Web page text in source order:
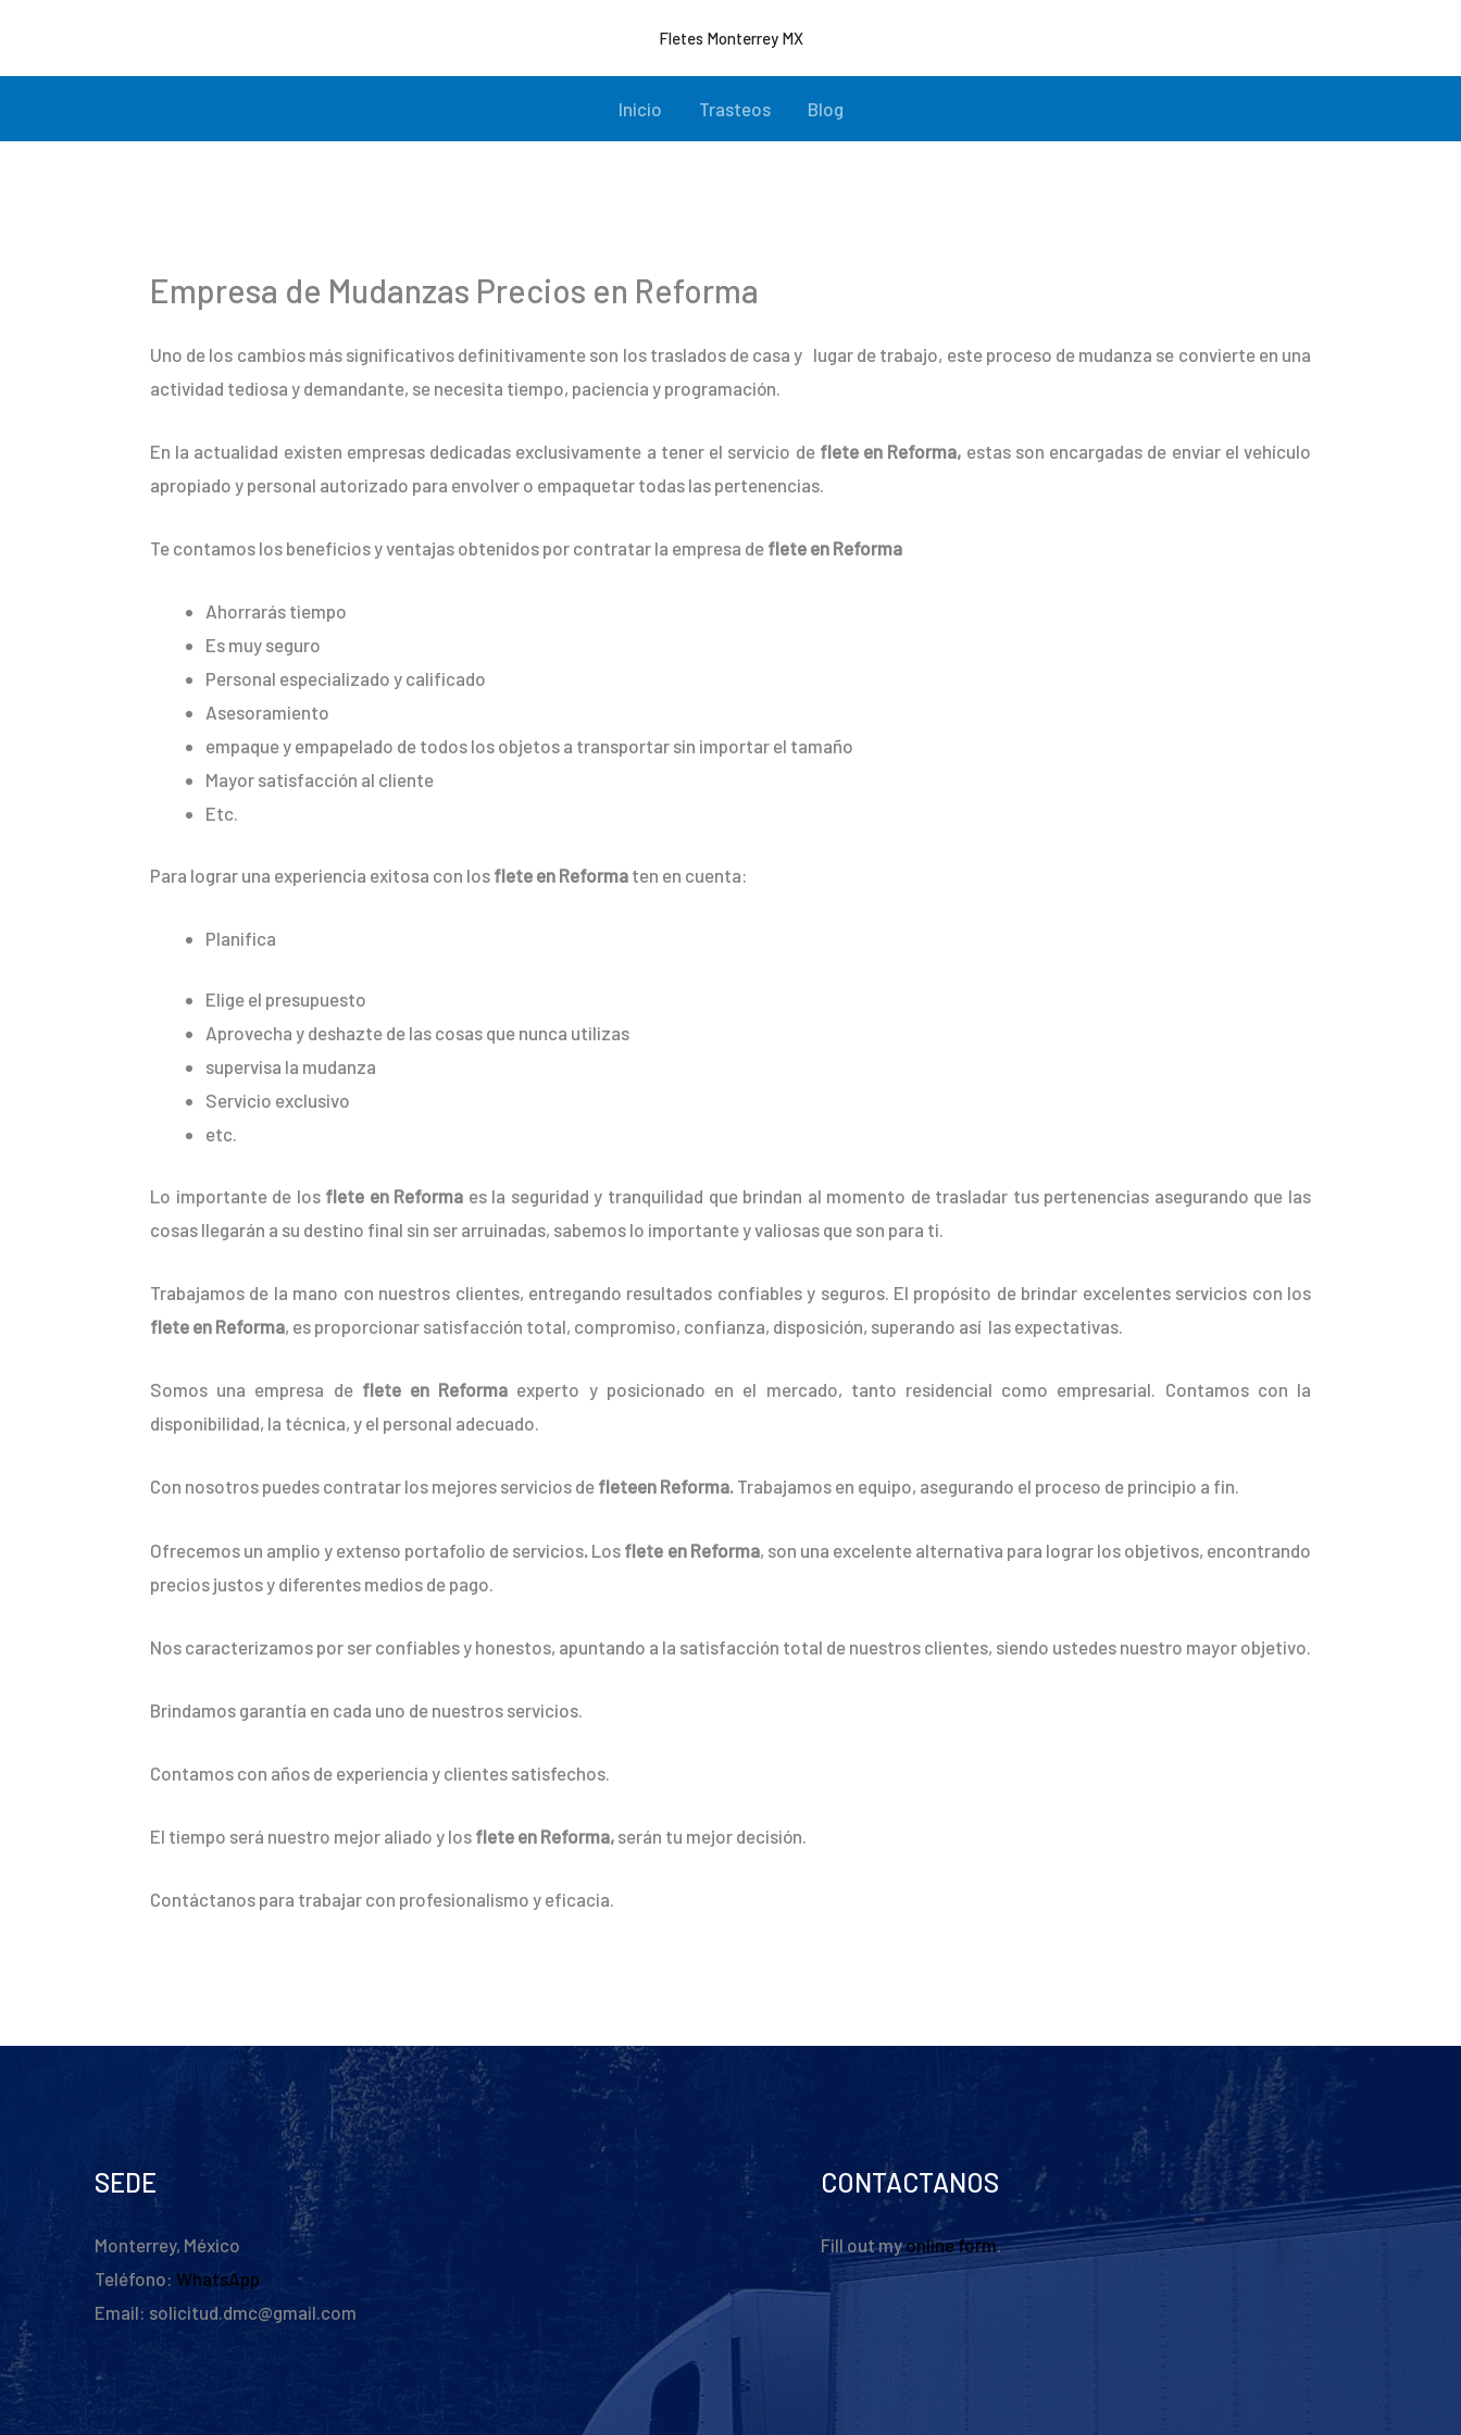
contenido
Fletes Monterrey MX
Inicio Trasteos Blog
Empresa de Mudanzas Precios en Reforma
Uno de los cambios más significativos definitivamente son los traslados de casa y lugar de trabajo, este proceso de mudanza se convierte en una
actividad tediosa y demandante, se necesita tiempo, paciencia y programación.
En la actualidad existen empresas dedicadas exclusivamente a tener el servicio deflete en Reforma, estas son encargadas de enviar el vehículo
apropiado y personal autorizado para envolver o empaquetar todas las pertenencias.
Te contamos los beneficios y ventajas obtenidos por contratar la empresa de flete en Reforma
Ahorrarás tiempo
Es muy seguro
Personal especializado y calificado
Asesoramiento
empaque y empapelado de todos los objetos a transportar sin importar el tamaño
Mayor satisfacción al cliente
Etc.
Para lograr una experiencia exitosa con los flete en Reforma ten en cuenta:
Planifica
Elige el presupuesto
Aprovecha y deshazte de las cosas que nunca utilizas
supervisa la mudanza
Servicio exclusivo
etc.
Lo importante de los flete en Reforma es la seguridad y tranquilidad que brindan al momento de trasladar tus pertenencias asegurando que las
cosas llegarán a su destino final sin ser arruinadas, sabemos lo importante y valiosas que son para ti.
Trabajamos de la mano con nuestros clientes, entregando resultados confiables y seguros. El propósito de brindar excelentes servicios con los
flete en Reforma, es proporcionar satisfacción total, compromiso, confianza, disposición, superando así las expectativas.
Somos una empresa de flete en Reforma experto y posicionado en el mercado, tanto residencial como empresarial. Contamos con la
disponibilidad, la técnica, y el personal adecuado.
Con nosotros puedes contratar los mejores servicios de fleteen Reforma. Trabajamos en equipo, asegurando el proceso de principio a fin.
Ofrecemos un amplio y extenso portafolio de servicios. Los flete en Reforma, son una excelente alternativa para lograr los objetivos, encontrando
precios justos y diferentes medios de pago.
Nos caracterizamos por ser confiables y honestos, apuntando a la satisfacción total de nuestros clientes, siendo ustedes nuestro mayor objetivo.
Brindamos garantía en cada uno de nuestros servicios.
Contamos con años de experiencia y clientes satisfechos.
El tiempo será nuestro mejor aliado y los flete en Reforma, serán tu mejor decisión.
Contáctanos para trabajar con profesionalismo y eficacia.
SEDE
Monterrey, México
Teléfono: WhatsApp
Email: solicitud.dmc@gmail.com
CONTACTANOS
Fill out myonline form.